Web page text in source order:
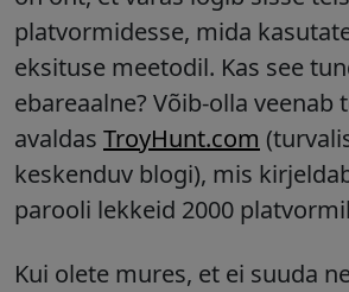
platvormidesse, mida
eksituse meetodil. Kas see
ebareaalne? Võib-olla veenab
avaldas TroyHunt.com
keskenduv blogi), mis
parooli lekkeid 2000
Kui olete mures, et ei suuda